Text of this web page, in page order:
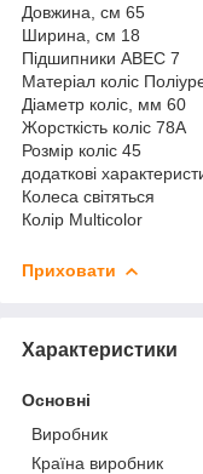
Довжина, см 65
Ширина, см 18
Підшипники ABEC 7
Матеріал коліс
Діаметр коліс, мм 60
Жорсткість коліс 78A
Розмір коліс 45
додаткові
Колеса світяться
Колір Multicolor
Приховати
Характеристики
Основні
Виробник
Країна виробник